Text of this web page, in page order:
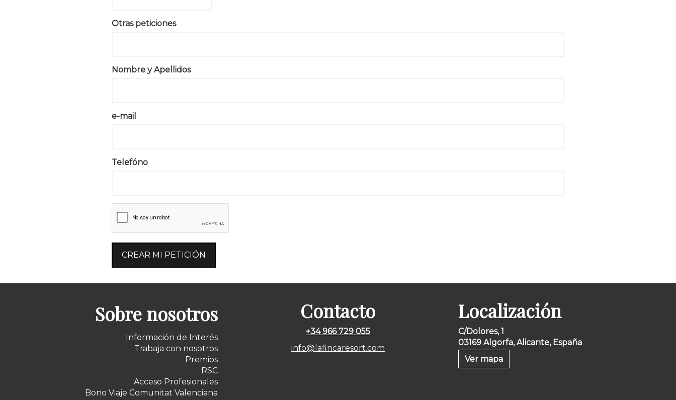
Otras peticiones
Nombre y Apellidos
e-mail
Telefóno
CREAR MI PETICIÓN
Sobre nosotros
Información de Interés
Trabaja con nosotros
Premios
RSC
Acceso Profesionales
Bono Viaje Comunitat Valenciana
Contacto
+34 966 729 055
info@lafincaresort.com
Localización
C/Dolores, 1
03169 Algorfa, Alicante, España
Ver mapa